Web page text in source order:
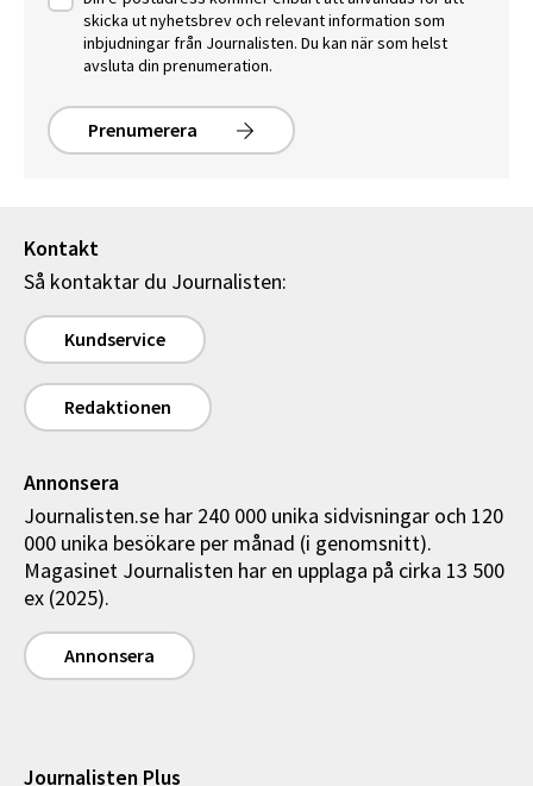
skicka ut nyhetsbrev och relevant information som
inbjudningar från Journalisten. Du kan när som helst
avsluta din prenumeration.
Prenumerera
Kontakt
Så kontaktar du Journalisten:
Kundservice
Redaktionen
Annonsera
Journalisten.se har 240 000 unika sidvisningar och 120
000 unika besökare per månad (i genomsnitt).
Magasinet Journalisten har en upplaga på cirka 13 500
ex (2025).
Annonsera
Journalisten Plus